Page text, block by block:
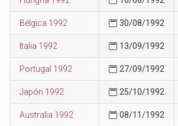
Bélgica 1992 30/08/1992
Italia 1992 13/09/1992
Portugal 1992 27/09/1992
Japón 1992 25/10/1992
Australia 1992 08/11/1992